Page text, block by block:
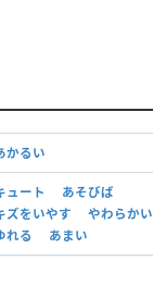
かるい
ュート
あそびば
ズをいやす
やわらかい
れる
あまい